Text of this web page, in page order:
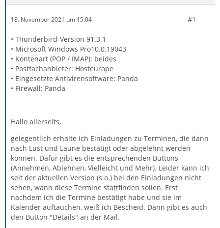
18. November 2021 um 15:04 #1
• Thunderbird-Version 91.3.1
• Microsoft Windows Pro10.0.19043
• Kontenart (POP / IMAP): beides
• Postfachanbieter: Hosteurope
• Eingesetzte Antivirensoftware: Panda
• Firewall: Panda
Hallo allerseits,
gelegentlich erhalte ich Einladungen zu Terminen, die dann
nach Lust und Laune bestätigt oder abgelehnt werden
können. Dafür gibt es die entsprechenden Buttons
(Annehmen, Ablehnen, Vielleicht und Mehr). Leider kann ich
seit der aktuellen Version (s.o.) bei den Einladungen nicht
sehen, wann diese Termine stattfinden sollen. Erst
nachdem ich die Termine bestätigt habe und sie im
Kalender auftauchen, weiß ich Bescheid. Dann gibt es auch
den Button "Details" an der Mail.